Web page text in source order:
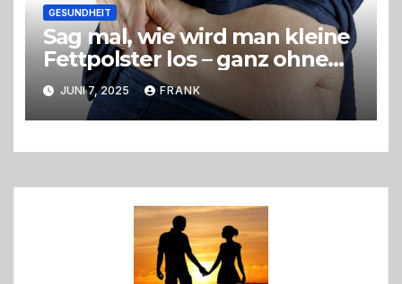
GESUNDHEIT
Sag mal, wie wird man kleine
Fettpolster los – ganz ohne
OP?
JUNI 7, 2025 FRANK